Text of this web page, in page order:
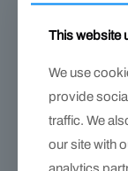
This website
We use
provide
traffic. We
our site with
analytics